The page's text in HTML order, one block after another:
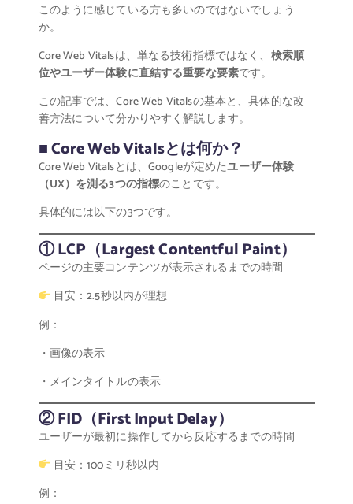
このように感じている方も多いのではないでしょう
か。
Core Web Vitalsは、単なる技術指標ではなく、 検索順
位やユーザー体験に直結する重要な要素です。
この記事では、Core Web Vitalsの基本と、具体的な改
善方法について分かりやすく解説します。
■ Core Web Vitalsとは何か？
Core Web Vitalsとは、Googleが定めたユーザー体験
（UX）を測る3つの指標のことです。
具体的には以下の3つです。
① LCP（Largest Contentful Paint）
ページの主要コンテンツが表示されるまでの時間
目安：2.5秒以内が理想
例：
・画像の表示
・メインタイトルの表示
② FID（First Input Delay）
ユーザーが最初に操作してから反応するまでの時間
目安：100ミリ秒以内
例：